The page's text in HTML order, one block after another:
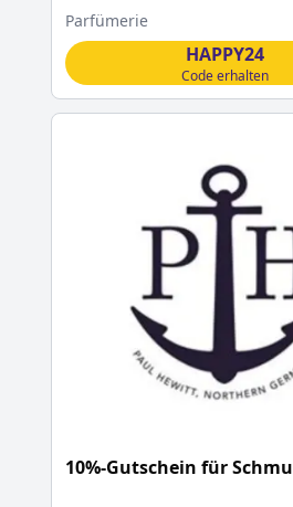
Parfümerie
HAPPY24
Code erhalten
10%-Gutschein für